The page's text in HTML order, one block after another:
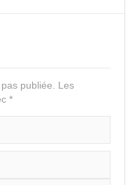
publiée.
Les
*